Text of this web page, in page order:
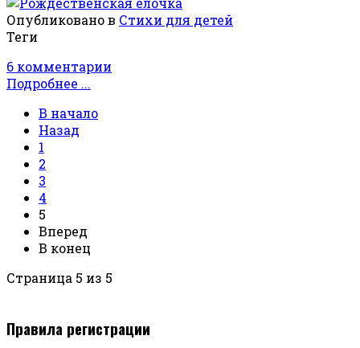
Опубликовано в Стихи для детей
Теги
6 комментарии
Подробнее ...
В начало
Назад
1
2
3
4
5
Вперед
В конец
Страница 5 из 5
Правила регистрации